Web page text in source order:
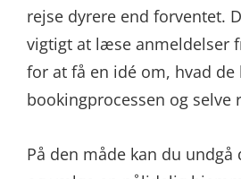
rejse dyrere end forventet.
vigtigt at læse anmeldelser
for at få en idé om, hvad
bookingprocessen og selve
På den måde kan du